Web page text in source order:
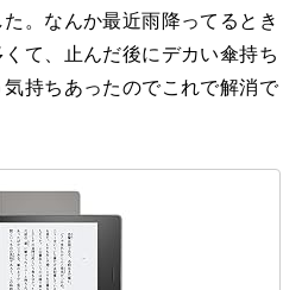
。なんか最近雨降ってるとき
て、止んだ後にデカい傘持ち
持ちあったのでこれで解消で